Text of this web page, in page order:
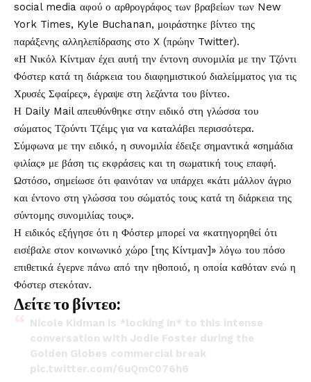
social media αφού ο αρθρογράφος των βραβείων των New
York Times, Kyle Buchanan, μοιράστηκε βίντεο της
παράξενης αλληλεπίδρασης στο X (πρώην Twitter).
«Η Νικόλ Κίντμαν έχει αυτή την έντονη συνομιλία με την Τζόντι
Φόστερ κατά τη διάρκεια του διαφημιστικού διαλείμματος για τις
Χρυσές Σφαίρες», έγραψε στη λεζάντα του βίντεο.
Η Daily Mail απευθύνθηκε στην ειδικό στη γλώσσα του
σώματος Τζούντι Τζέιμς για να καταλάβει περισσότερα.
Σύμφωνα με την ειδικό, η συνομιλία έδειξε σημαντικά «σημάδια
φιλίας» με βάση τις εκφράσεις και τη σωματική τους επαφή.
Ωστόσο, σημείωσε ότι φαινόταν να υπάρχει «κάτι μάλλον άγριο
και έντονο στη γλώσσα του σώματός τους κατά τη διάρκεια της
σύντομης συνομιλίας τους».
Η ειδικός εξήγησε ότι η Φόστερ μπορεί να «κατηγορηθεί ότι
εισέβαλε στον κοινωνικό χώρο [της Κίντμαν]» λόγω του πόσο
επιθετικά έγερνε πάνω από την ηθοποιό, η οποία καθόταν ενώ η
Φόστερ στεκόταν.
Δείτε το βίντεο:
Nicole Kidman is *locking in* to this intense
conversation with Jodie Foster during the
Golden Globes commercial break
pic.twitter.com/6uQmC076h6